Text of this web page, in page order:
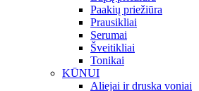
Paakių priežiūra
Prausikliai
Serumai
Šveitikliai
Tonikai
KŪNUI
Aliejai ir druska voniai